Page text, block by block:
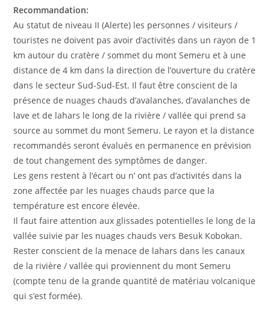
Recommandation:
Au statut de niveau II (Alerte) les personnes / visiteurs /
touristes ne doivent pas avoir d’activités dans un rayon de 1
km autour du cratère / sommet du mont Semeru et à une
distance de 4 km dans la direction de l’ouverture du cratère
dans le secteur Sud-Sud-Est. Il faut être conscient de la
présence de nuages ​​chauds d’avalanches, d’avalanches de
lave et de lahars le long de la rivière / vallée qui prend sa
source au sommet du mont Semeru. Le rayon et la distance
recommandés seront évalués en permanence en prévision
de tout changement des symptômes de danger.
Les gens restent à l’écart ou n’ ont pas d’activités dans la
zone affectée par les nuages ​​chauds parce que la
température est encore élevée.
Il faut faire attention aux glissades potentielles le long de la
vallée suivie par les nuages ​​chauds vers Besuk Kobokan.
Rester conscient de la menace de lahars dans les canaux
de la rivière / vallée qui proviennent du mont Semeru
(compte tenu de la grande quantité de matériau volcanique
qui s’est formée).